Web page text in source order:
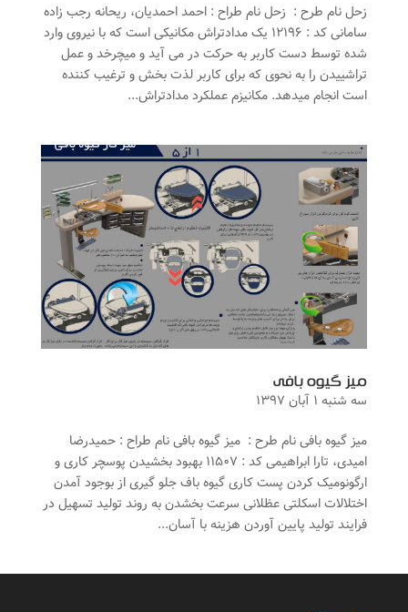
زحل نام طرح : زحل نام طراح : احمد احمدیان، ریحانه رجب زاده
سامانی کد : ۱۲۱۹۶ یک مدادتراش مکانیکی است که با نیروی وارد
شده توسط دست کاربر به حرکت در می آید و میچرخد و عمل
تراشییدن را به نحوی که برای کاربر لذت بخش و ترغیب کننده
است انجام میدهد. مکانیزم عملکرد مدادتراش...
میز گیوه بافی
سه شنبه ۱ آبان ۱۳۹۷
میز گیوه بافی نام طرح : میز گیوه بافی نام طراح : حمیدرضا
امیدی، تارا ابراهیمی کد : ۱۱۵۰۷ بهبود بخشیدن پوسچر کاری و
ارگونومیک کردن پست کاری گیوه باف جلو گیری از بوجود آمدن
اختلالات اسکلتی عظلانی سرعت بخشدن به روند تولید تسهیل در
فرایند تولید پایین آوردن هزینه با آسان...